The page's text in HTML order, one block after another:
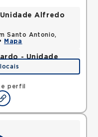
perfil
Alfredo
Santo Antonio,
Mapa
- Unidade
Sao Bernardo